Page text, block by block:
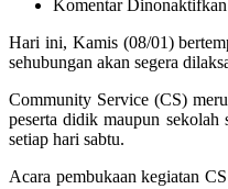
Komentar Dinonaktifkan
Hari ini, Kamis (08/01)
sehubungan akan segera
Community Service (CS)
peserta didik maupun sekolah
setiap hari sabtu.
Acara pembukaan kegiatan